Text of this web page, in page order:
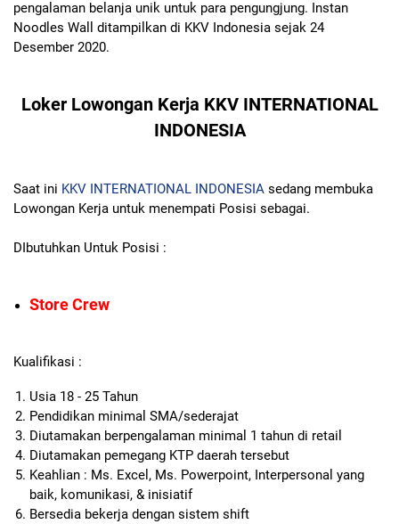
pengalaman belanja unik untuk para pengungjung. Instan
Noodles Wall ditampilkan di KKV Indonesia sejak 24
Desember 2020.
Loker Lowongan Kerja KKV INTERNATIONAL
INDONESIA
Saat ini KKV INTERNATIONAL INDONESIA sedang membuka
Lowongan Kerja untuk menempati Posisi sebagai.
DIbutuhkan Untuk Posisi :
Store Crew
Kualifikasi :
Usia 18 - 25 Tahun
Pendidikan minimal SMA/sederajat
Diutamakan berpengalaman minimal 1 tahun di retail
Diutamakan pemegang KTP daerah tersebut
Keahlian : Ms. Excel, Ms. Powerpoint, Interpersonal yang
baik, komunikasi, & inisiatif
Bersedia bekerja dengan sistem shift